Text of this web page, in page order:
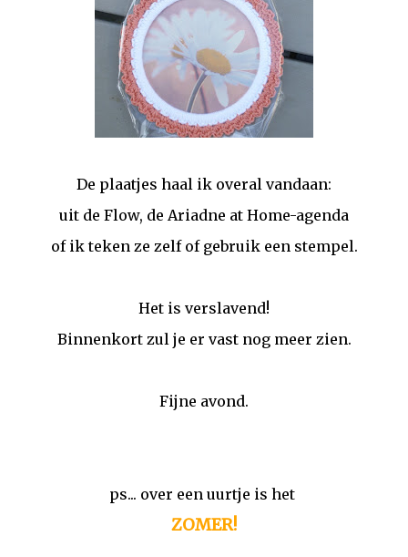
De plaatjes haal ik overal vandaan:
uit de Flow, de Ariadne at Home-agenda
of ik teken ze zelf of gebruik een stempel.
Het is verslavend!
Binnenkort zul je er vast nog meer zien.
Fijne avond.
ps... over een uurtje is het
ZOMER!